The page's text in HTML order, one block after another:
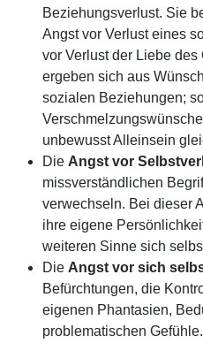
Beziehungsverlust. Sie
Angst vor Verlust eines
vor Verlust der Liebe
ergeben sich aus
sozialen Beziehungen;
unbewusst Alleinsein
Die Angst vor
missverständlichen
verwechseln. Bei dieser
ihre eigene
weiteren Sinne sich
Die Angst vor sich
Befürchtungen, die
eigenen Phantasien,
problematischen